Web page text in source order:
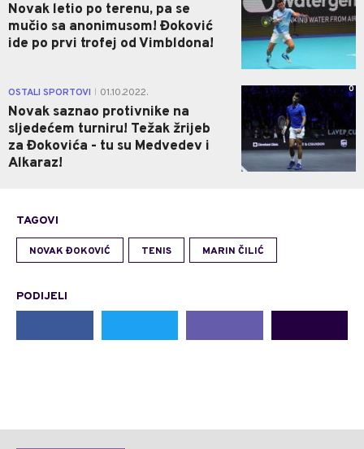
Novak letio po terenu, pa se
mučio sa anonimusom! Đoković
ide po prvi trofej od Vimbldona!
OSTALI SPORTOVI 01.10.2022.
Novak saznao protivnike na
sljedećem turniru! Težak žrijeb
za Đokovića - tu su Medvedev i
Alkaraz!
0
TAGOVI
NOVAK ĐOKOVIĆ TENIS MARIN ČILIĆ
PODIJELI